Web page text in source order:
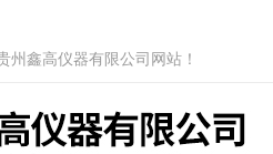
州鑫高仪器有限公司网站！